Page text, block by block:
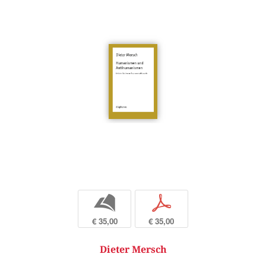
b
€ 35,00
p
€ 35,00
Dieter Mersch